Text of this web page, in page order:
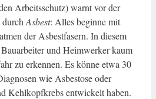
Arbeitsschutz) warnt vor der
durch Asbest: Alles beginne mit
der Asbestfasern. In diesem
und Heimwerker kaum
zu erkennen. Es könne etwa 30
wie Asbestose oder
Kehlkopfkrebs entwickelt haben.